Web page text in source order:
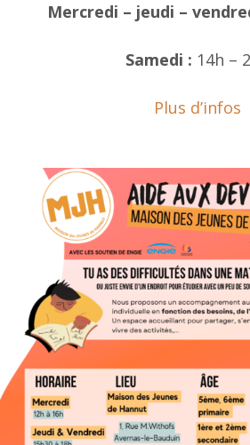
Mercredi – jeudi –
Samedi : 14h –
Plus d’infos